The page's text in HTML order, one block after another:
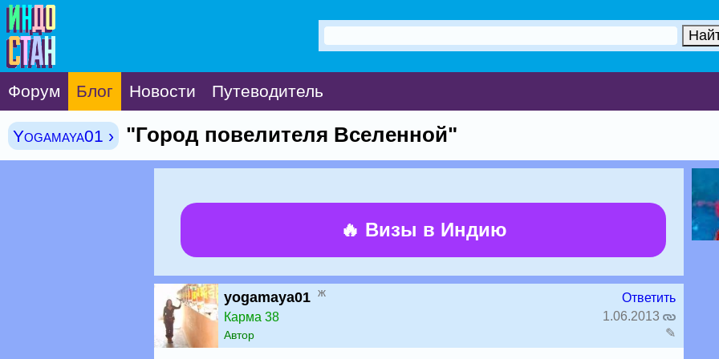
Форум Блог Новости Путеводитель
Yogamaya01 › "Город повелителя Вселенной"
🔥 Визы в Индию
yogamaya01 ж
Карма 38
Автор
Ответить
1.06.2013
✎